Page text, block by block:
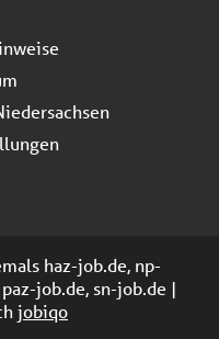
haz-job.de, np-
job.de, sn-job.de |
jobiqo